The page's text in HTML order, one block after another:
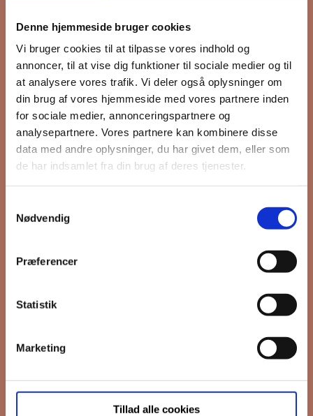
Denne hjemmeside bruger cookies
Vi bruger cookies til at tilpasse vores indhold og
annoncer, til at vise dig funktioner til sociale medier og til
at analysere vores trafik. Vi deler også oplysninger om
din brug af vores hjemmeside med vores partnere inden
for sociale medier, annonceringspartnere og
analysepartnere. Vores partnere kan kombinere disse
data med andre oplysninger, du har givet dem, eller som
de har indsamlet fra din brug af deres tjenester.
Nødvendig
Præferencer
Statistik
Marketing
Tillad alle cookies
nyhedsbrev
Hold dig opdateret på hvad der sker
på Grønttorvet. I vores nyhedsbrev
sender vi blandt andet invitation til
VIP Åbent Hus, når vi sætter nye
boliger til salg og udlejning, så du
Interesseret i